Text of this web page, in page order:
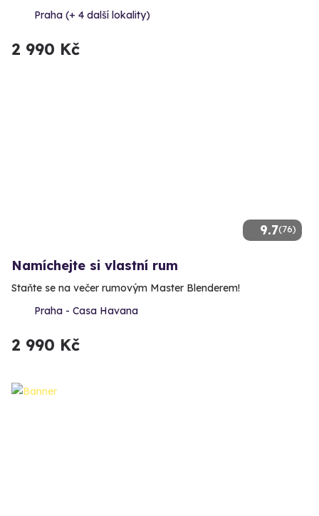
Praha (+ 4 další lokality)
2 990 Kč
9.7(76)
Namíchejte si vlastní rum
Staňte se na večer rumovým Master Blenderem!
Praha - Casa Havana
2 990 Kč